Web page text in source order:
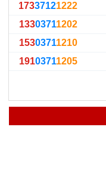
17337121222
13303711202
15303711210
19103711205